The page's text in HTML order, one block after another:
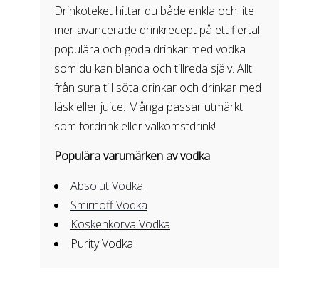
Drinkoteket hittar du både enkla och lite
mer avancerade drinkrecept på ett flertal
populära och goda drinkar med vodka
som du kan blanda och tillreda själv. Allt
från sura till söta drinkar och drinkar med
läsk eller juice. Många passar utmärkt
som fördrink eller välkomstdrink!
Populära varumärken av vodka
Absolut Vodka
Smirnoff Vodka
Koskenkorva Vodka
Purity Vodka